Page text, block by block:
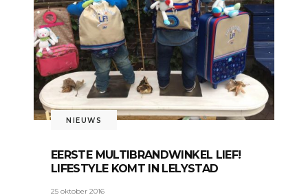
NIEUWS
EERSTE MULTIBRANDWINKEL LIEF!
LIFESTYLE KOMT IN LELYSTAD
25 oktober 2016